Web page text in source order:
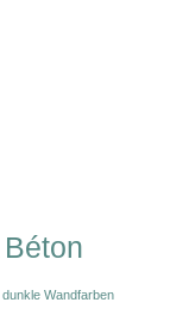
Béton
dunkle Wandfarben